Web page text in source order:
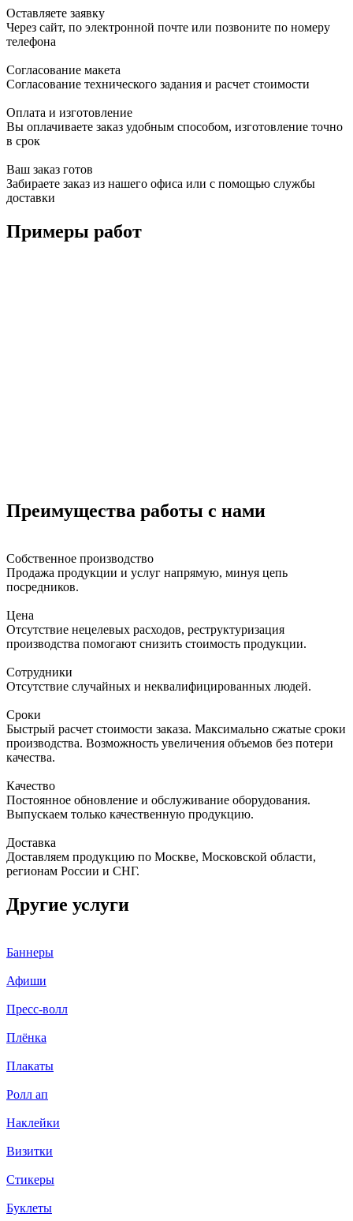
Оставляете заявку
Через сайт, по электронной почте или позвоните по номеру
телефона
Согласование макета
Согласование технического задания и расчет стоимости
Оплата и изготовление
Вы оплачиваете заказ удобным способом, изготовление точно
в срок
Ваш заказ готов
Забираете заказ из нашего офиса или с помощью службы
доставки
Примеры работ
Преимущества работы с нами
Собственное производство
Продажа продукции и услуг напрямую, минуя цепь
посредников.
Цена
Отсутствие нецелевых расходов, реструктуризация
производства помогают снизить стоимость продукции.
Сотрудники
Отсутствие случайных и неквалифицированных людей.
Сроки
Быстрый расчет стоимости заказа. Максимально сжатые сроки
производства. Возможность увеличения объемов без потери
качества.
Качество
Постоянное обновление и обслуживание оборудования.
Выпускаем только качественную продукцию.
Доставка
Доставляем продукцию по Москве, Московской области,
регионам России и СНГ.
Другие услуги
Баннеры
Афиши
Пресс-волл
Плёнка
Плакаты
Ролл ап
Наклейки
Визитки
Стикеры
Буклеты